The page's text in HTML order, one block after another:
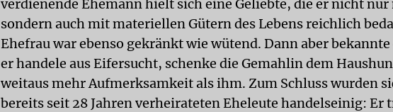
verdienende Ehemann hielt sich eine Geliebte, die er nicht
sondern auch mit materiellen Gütern des Lebens reichlich
Ehefrau war ebenso gekränkt wie wütend. Dann aber bekannte
er handele aus Eifersucht, schenke die Gemahlin dem
weitaus mehr Aufmerksamkeit als ihm. Zum Schluss wurden
bereits seit 28 Jahren verheirateten Eheleute handelseinig: Er